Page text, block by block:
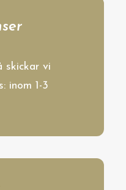
skickar vi
inom 1-3